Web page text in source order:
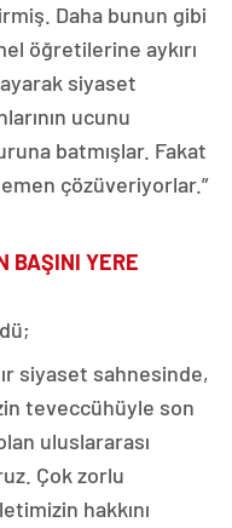
Daha bunun gibi
öğretilerine aykırı
siyaset
ucunu
batmışlar. Fakat
çözüveriyorlar.”
BAŞINI YERE
siyaset sahnesinde,
teveccühüyle son
uluslararası
Çok zorlu
hakkını